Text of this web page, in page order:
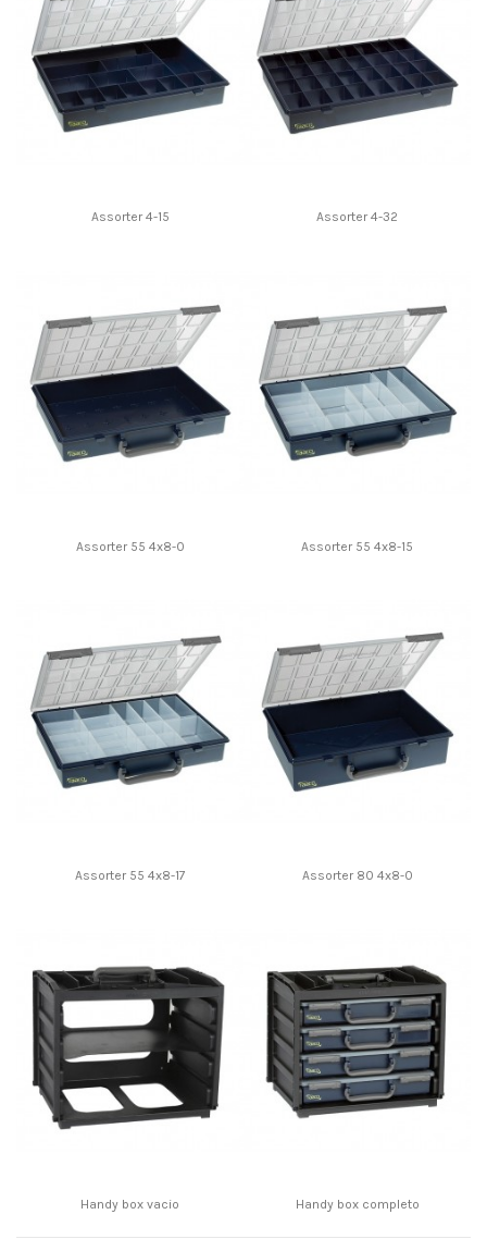
Assorter 4-15 Assorter 4-32
Assorter 55 4x8-0 Assorter 55 4x8-15
Assorter 55 4x8-17 Assorter 80 4x8-0
Handy box vacio Handy box completo